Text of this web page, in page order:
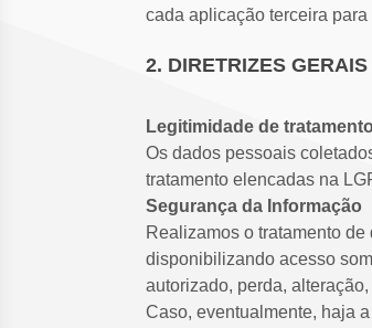
cada aplicação terceira
2. DIRETRIZES
Legitimidade de
Os dados pessoais
tratamento elencadas na
Segurança da Informação
Realizamos o tratamento
disponibilizando acesso
autorizado, perda,
Caso, eventualmente, haja